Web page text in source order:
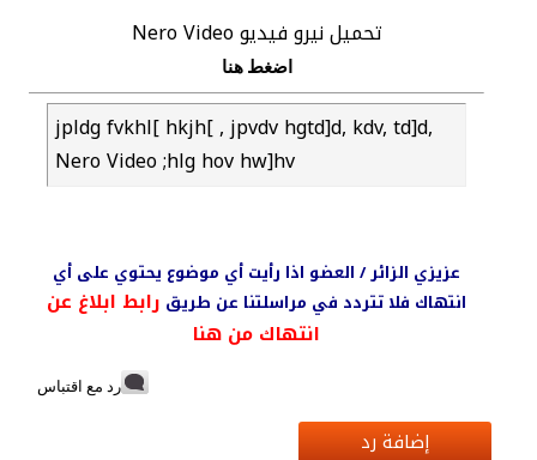
تحميل نيرو فيديو Nero Video
اضغط هنا
jpldg fvkhl[ hkjh[ , jpvdv hgtd]d, kdv, td]d,
Nero Video ;hlg hov hw]hv
عزيزي الزائر / العضو اذا رأيت أي موضوع يحتوي على أي
انتهاك فلا تتردد في مراسلتنا عن طريق رابط ابلاغ عن
انتهاك من هنا
رد مع اقتباس
إضافة رد